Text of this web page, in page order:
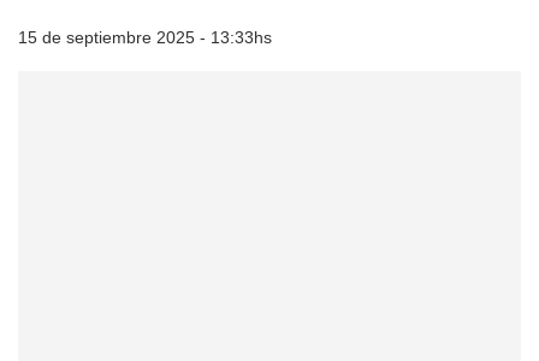
15 de septiembre 2025 - 13:33hs